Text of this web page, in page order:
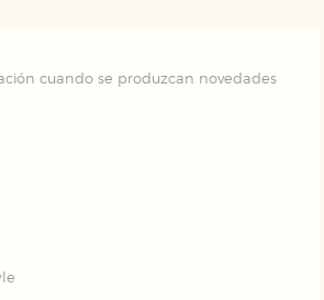
cuando se produzcan novedades